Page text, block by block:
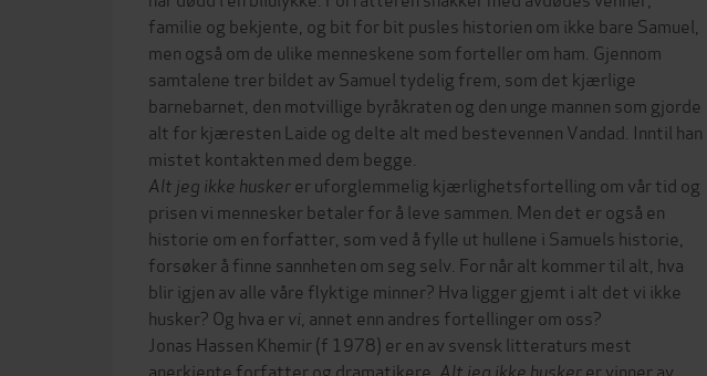
familie og bekjente, og bit for bit pusles historien om ikke bare Samuel,
men også om de ulike menneskene som forteller om ham. Gjennom
samtalene trer bildet av Samuel tydelig frem, som det kjærlige
barnebarnet, den motvillige byråkraten og den unge mannen som gjorde
alt for kjæresten Laide og delte alt med bestevennen Vandad. Inntil han
mistet kontakten med dem begge.
Alt jeg ikke huskerer uforglemmelig kjærlighetsfortelling om vår tid og
prisen vi mennesker betaler for å leve sammen. Men det er også en
historie om en forfatter, som ved å fylle ut hullene i Samuels historie,
forsøker å finne sannheten om seg selv. For når alt kommer til alt, hva
blir igjen av alle våre flyktige minner? Hva ligger gjemt i alt det vi ikke
husker? Og hva ervi , annet enn andres fortellinger om oss?
Jonas Hassen Khemir (f 1978) er en av svensk litteraturs mest
anerkjente forfatter og dramatikere. Alt jeg ikke huskerer vinner av